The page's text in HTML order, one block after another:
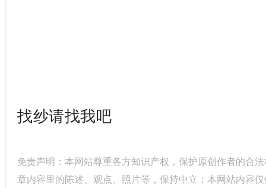
找纱请找我吧
免责声明：本网站尊重各方知识产权，保护原创作者的合
章内容里的陈述、观点、照片等，保持中立；本网站内容